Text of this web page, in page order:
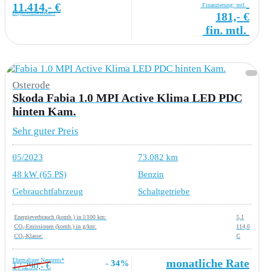
11.414,- €
Differenzbesteuert
Finanzierung: mtl.
181,- €
fin. mtl.
Osterode
Skoda Fabia 1.0 MPI Active Klima LED PDC
hinten Kam.
Sehr guter Preis
05/2023
73.082 km
48 kW (65 PS)
Benzin
Gebrauchtfahrzeug
Schaltgetriebe
Energieverbrauch (komb.) in l/100 km:
5,1
CO₂-Emissionen (komb.) in g/km:
114,0
CO₂-Klasse:
C
Ehemaliger Neupreis*
17.290,- € - 34% monatliche Rate